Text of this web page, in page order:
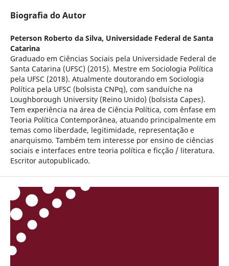
Biografia do Autor
Peterson Roberto da Silva, Universidade Federal de Santa
Catarina
Graduado em Ciências Sociais pela Universidade Federal de
Santa Catarina (UFSC) (2015). Mestre em Sociologia Política
pela UFSC (2018). Atualmente doutorando em Sociologia
Política pela UFSC (bolsista CNPq), com sanduíche na
Loughborough University (Reino Unido) (bolsista Capes).
Tem experiência na área de Ciência Política, com ênfase em
Teoria Política Contemporânea, atuando principalmente em
temas como liberdade, legitimidade, representação e
anarquismo. Também tem interesse por ensino de ciências
sociais e interfaces entre teoria política e ficção / literatura.
Escritor autopublicado.